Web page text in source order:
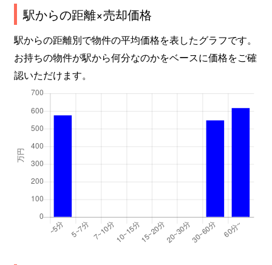
駅からの距離×売却価格
駅からの距離別で物件の平均価格を表したグラフです。
お持ちの物件が駅から何分なのかをベースに価格をご確
認いただけます。